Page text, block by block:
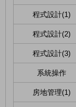
程式設計(1)
程式設計(2)
程式設計(3)
系統操作
房地管理(1)